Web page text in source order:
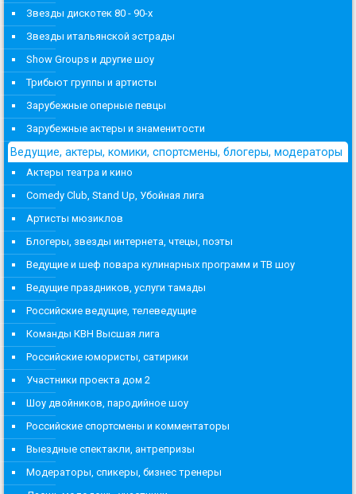
Звезды дискотек 80 - 90-х
Звезды итальянской эстрады
Show Groups и другие шоу
Трибьют группы и артисты
Зарубежные оперные певцы
Зарубежные актеры и знаменитости
Ведущие, актеры, комики, спортсмены, блогеры, модераторы
Актеры театра и кино
Comedy Club, Stand Up, Убойная лига
Артисты мюзиклов
Блогеры, звезды интернета, чтецы, поэты
Ведущие и шеф повара кулинарных программ и ТВ шоу
Ведущие праздников, услуги тамады
Российские ведущие, телеведущие
Команды КВН Высшая лига
Российские юмористы, сатирики
Участники проекта дом 2
Шоу двойников, пародийное шоу
Российские спортсмены и комментаторы
Выездные спектакли, антрепризы
Модераторы, спикеры, бизнес тренеры